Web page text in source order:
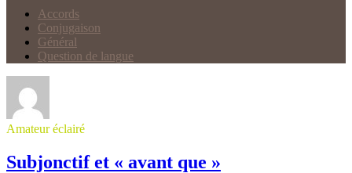
Accords
Conjugaison
Général
Question de langue
Amateur éclairé
Subjonctif et « avant que »